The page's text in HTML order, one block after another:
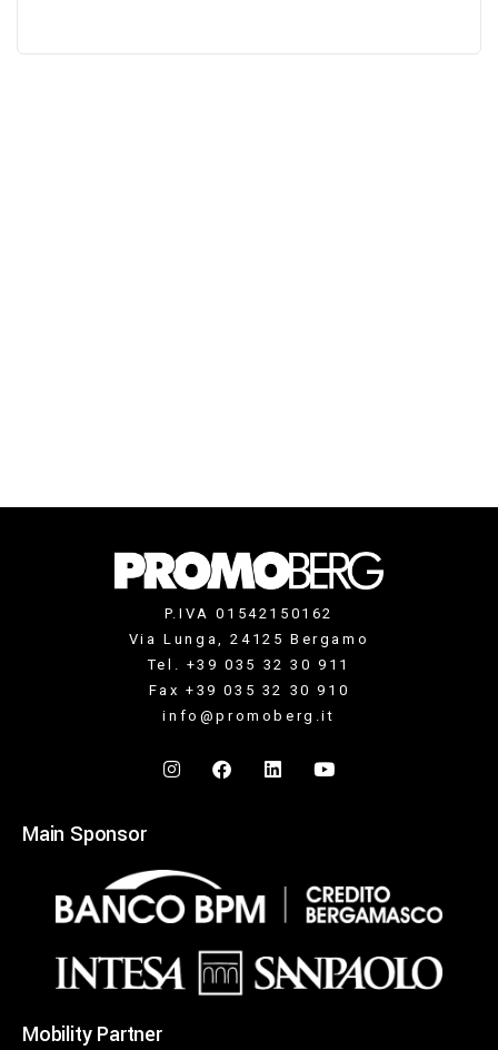
P.IVA 01542150162
Via Lunga, 24125 Bergamo
Tel. +39 035 32 30 911
Fax +39 035 32 30 910
info@promoberg.it
Main Sponsor
Mobility Partner